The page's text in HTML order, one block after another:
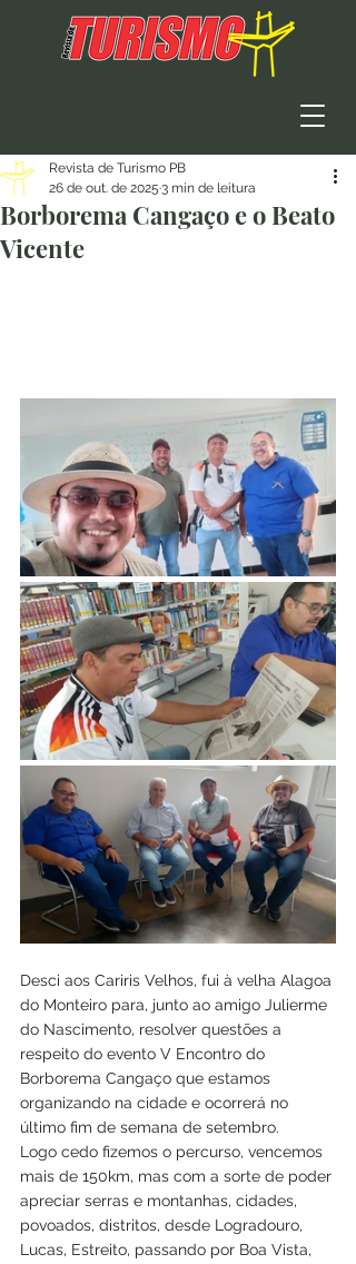
Borborema Cangaço e o Beato
Vicente
Revista de Turismo PB
26 de out. de 2025 3 min de leitura
Desci aos Cariris Velhos, fui à velha Alagoa
do Monteiro para, junto ao amigo Julierme
do Nascimento, resolver questões a
respeito do evento V Encontro do
Borborema Cangaço que estamos
organizando na cidade e ocorrerá no
último fim de semana de setembro.
Logo cedo fizemos o percurso, vencemos
mais de 150km, mas com a sorte de poder
apreciar serras e montanhas, cidades,
povoados, distritos, desde Logradouro,
Lucas, Estreito, passando por Boa Vista,